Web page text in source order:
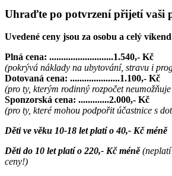
Uhraďte po potvrzení přijetí vaši
Uvedené ceny jsou za osobu a celý víkend
Plná cena: ...........................1.540,- Kč
(pokrývá náklady na ubytování, stravu i
Dotovaná cena: .....................1.100,- Kč
(pro ty, kterým rodinný rozpočet
Sponzorská cena: .............2.000,- Kč
(pro ty, které mohou podpořit účastnice s
Děti ve věku 10-18 let platí o 40,- Kč méně
Děti do 10 let platí o 220,- Kč méně
ceny!)